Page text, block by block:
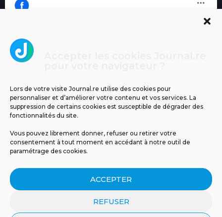
Lors de votre visite Journal.re utilise des cookies pour
personnaliser et d’améliorer votre contenu et vos services. La
suppression de certains cookies est susceptible de dégrader des
fonctionnalités du site.
Vous pouvez librement donner, refuser ou retirer votre
consentement à tout moment en accédant à notre outil de
paramétrage des cookies.
ACCEPTER
REFUSER
MENTIONS LÉGALES PUBLICITÉ
BLOG
NOS ÉMISSIONS
POLITIQUE DE CONFIDENTIALITÉ
CONTACT